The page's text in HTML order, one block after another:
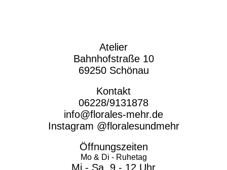
Atelier
Bahnhofstraße 10
69250 Schönau
Kontakt
06228/9131878
info@florales-mehr.de
Instagram @floralesundmehr
Öffnungszeiten
Mo & Di - Ruhetag
Mi - Sa 9 - 12 Uhr